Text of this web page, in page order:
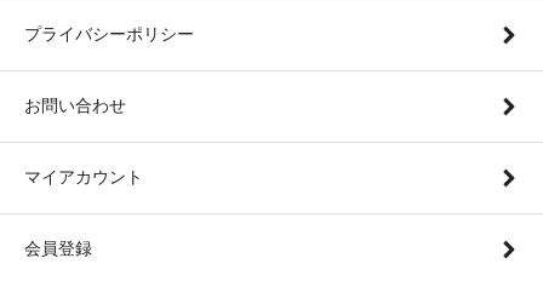
プライバシーポリシー
お問い合わせ
マイアカウント
会員登録